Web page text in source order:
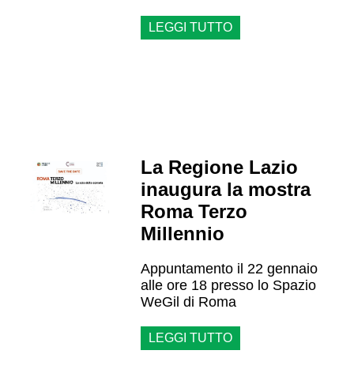
LEGGI TUTTO
La Regione Lazio
inaugura la mostra
Roma Terzo
Millennio
Appuntamento il 22 gennaio
alle ore 18 presso lo Spazio
WeGil di Roma
LEGGI TUTTO